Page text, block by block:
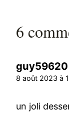
6
guy59620
8 août 2023 à
un joli